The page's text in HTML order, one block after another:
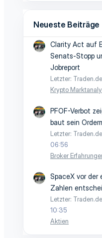
Neueste Beiträge
Clarity Act auf
Senats-Stopp
Jobreport
Letzter:
Krypto
PFOF-Verbot
baut sein
Letzter:
06:56
Broker
SpaceX vor der
Zahlen
Letzter:
10:35
Aktien